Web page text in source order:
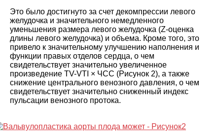
Это было достигнуто за счет декомпрессии левого
желудочка и значительного немедленного
уменьшения размера левого желудочка (Z-оценка
длины левого желудочка) и объема. Кроме того, это
привело к значительному улучшению наполнения и
функции правых отделов сердца, о чем
свидетельствует значительно увеличенное
произведение TV-VTI × ЧСС (Рисунок 2), а также
снижение центрального венозного давления, о чем
свидетельствует значительно сниженный индекс
пульсации венозного протока.